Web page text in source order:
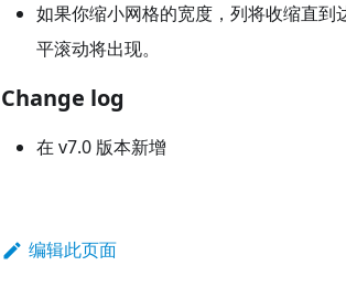
如果你缩小网格的宽度，列将收缩直到
平滚动将出现。
Change log
在 v7.0 版本新增
编辑此页面